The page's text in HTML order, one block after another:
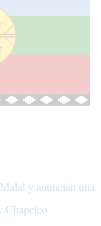
y anuncian una
Chapelco